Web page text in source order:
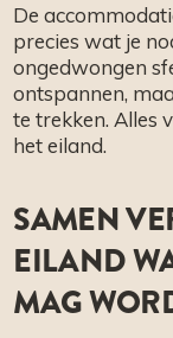
SAMEN
EILAND
MAG
De
precies wat je
ongedwongen
ontspannen,
te trekken. Alles
het eiland.